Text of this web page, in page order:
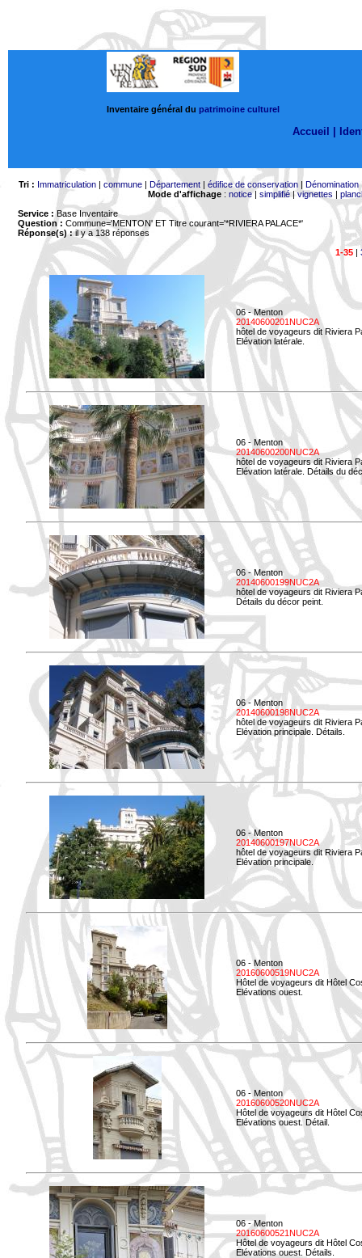
Inventaire général du patrimoine culturel
Accueil |
Tri : Immatriculation| commune| Département| édifice de conservation| Dénomination
Mode d'affichage: notice| simplifié|vignettes |
Service : Base Inventaire
Question : Commune='MENTON' ET Titre courant='*RIVIERA PALACE*'
Réponse(s) :il y a 138 réponses
1-35|
06 - Menton
20140600201NUC2A
hôtel de voyageurs dit Riviera
Elévation latérale.
06 - Menton
20140600200NUC2A
hôtel de voyageurs dit Riviera
Elévation latérale. Détails du
06 - Menton
20140600199NUC2A
hôtel de voyageurs dit Riviera
Détails du décor peint.
06 - Menton
20140600198NUC2A
hôtel de voyageurs dit Riviera
Elévation principale. Détails.
06 - Menton
20140600197NUC2A
hôtel de voyageurs dit Riviera
Elévation principale.
06 - Menton
20160600519NUC2A
Hôtel de voyageurs dit Hôtel
Elévations ouest.
06 - Menton
20160600520NUC2A
Hôtel de voyageurs dit Hôtel
Elévations ouest. Détail.
06 - Menton
20160600521NUC2A
Hôtel de voyageurs dit Hôtel
Elévations ouest. Détails.